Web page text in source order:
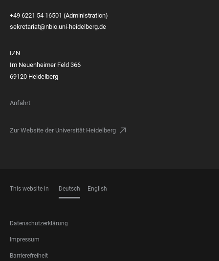
+49 6221 54 16501 (Administration)
sekretariat@nbio.uni-heidelberg.de
IZN
Im Neuenheimer Feld 366
69120 Heidelberg
Anfahrt
Zur Website der Universität Heidelberg
This website in Deutsch English
FOOTER
LEGAL
Datenschutzerklärung
Impressum
Barrierefreiheit